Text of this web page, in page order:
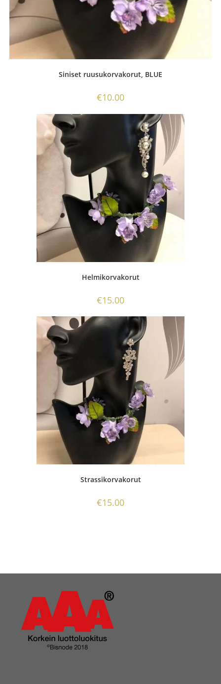
Siniset ruusukorvakorut, BLUE
€10.00
Helmikorvakorut
€15.00
Strassikorvakorut
€15.00